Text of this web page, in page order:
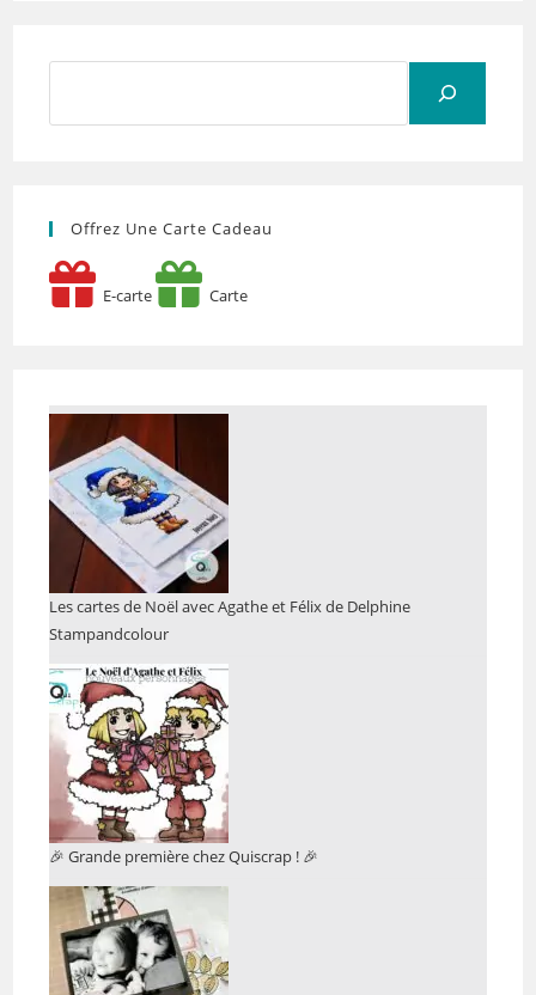
Offrez Une Carte Cadeau
E-carte Carte
Les cartes de Noël avec Agathe et Félix de Delphine
Stampandcolour
🎉 Grande première chez Quiscrap ! 🎉